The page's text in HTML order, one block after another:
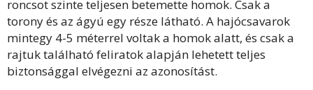
roncsot szinte teljesen betemette homok. Csak a
torony és az ágyú egy része látható. A hajócsavarok
mintegy 4-5 méterrel voltak a homok alatt, és csak a
rajtuk található feliratok alapján lehetett teljes
biztonsággal elvégezni az azonosítást.